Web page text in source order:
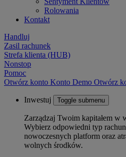
Rolowania
Kontakt
Handluj
Zasil rachunek
Strefa klienta (HUB)
Nonstop
Pomoc
Otwórz konto Konto Demo Otwórz
Inwestuj Toggle submenu
Zarządzaj Twoim kapitałem w
Wybierz odpowiedni typ
nowoczesnych platform oraz
wolnych środków.